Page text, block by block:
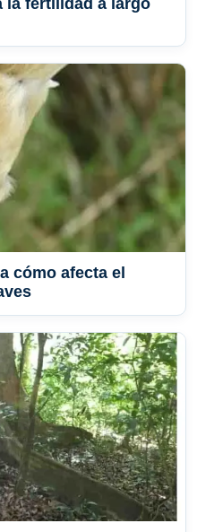
la fertilidad a largo
cómo afecta el